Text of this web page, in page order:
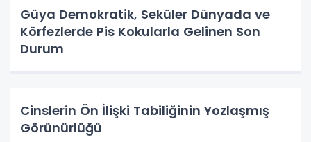
Güya Demokratik, Seküler Dünyada ve
Körfezlerde Pis Kokularla Gelinen Son
Durum
Cinslerin Ön İlişki Tabiliğinin Yozlaşmış
Görünürlüğü